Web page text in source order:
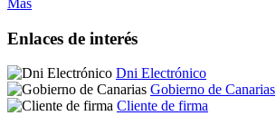
Enlaces de interés
Dni Electrónico
Gobierno de Canarias
Cliente de firma